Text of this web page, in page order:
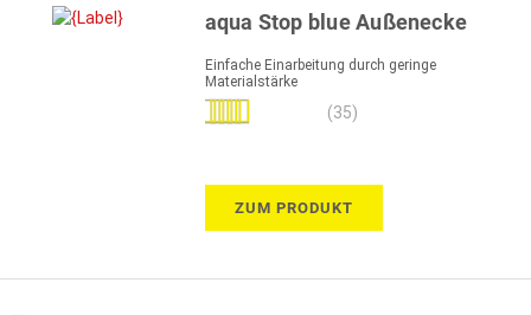
aqua Stop blue Außenecke
Einfache Einarbeitung durch geringe
Materialstärke
Bewertung:
(35)
ZUM PRODUKT